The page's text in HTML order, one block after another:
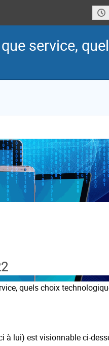
service,
quels choix
à lui) est visionnable ci-